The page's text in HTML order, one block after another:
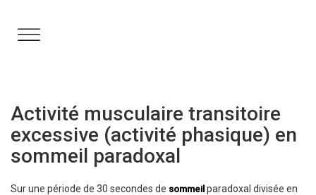
contenu
Activité musculaire transitoire
excessive (activité phasique) en
sommeil paradoxal
Sur une période de 30 secondes de sommeil paradoxal divisée en